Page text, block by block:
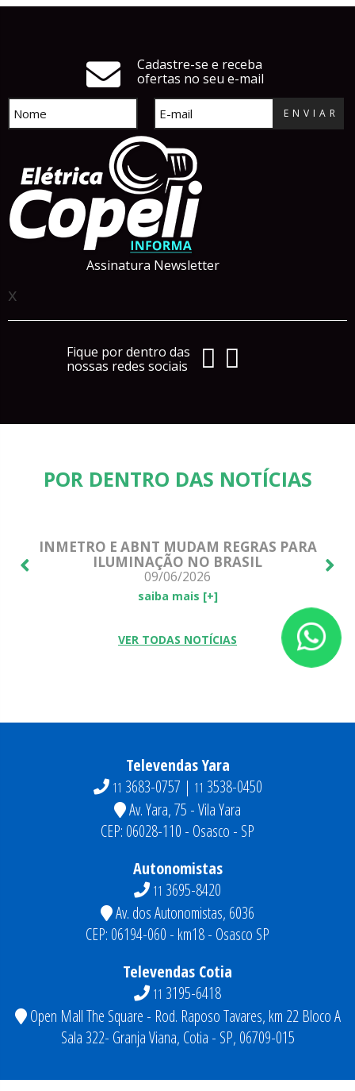
Cadastre-se e receba
ofertas no seu e-mail
ENVIAR
Assinatura Newsletter
x
Fique por dentro das
nossas redes sociais
POR DENTRO DAS NOTÍCIAS
INMETRO E ABNT MUDAM REGRAS PARA
ILUMINAÇÃO NO BRASIL
09/06/2026
saiba mais [+]
VER TODAS NOTÍCIAS
Televendas Yara
11 3683-0757 | 11 3538-0450
Av. Yara, 75 - Vila Yara
CEP: 06028-110 - Osasco - SP
Autonomistas
11 3695-8420
Av. dos Autonomistas, 6036
CEP: 06194-060 - km18 - Osasco SP
Televendas Cotia
11 3195-6418
Open Mall The Square - Rod. Raposo Tavares, km 22 Bloco A
Sala 322- Granja Viana, Cotia - SP, 06709-015